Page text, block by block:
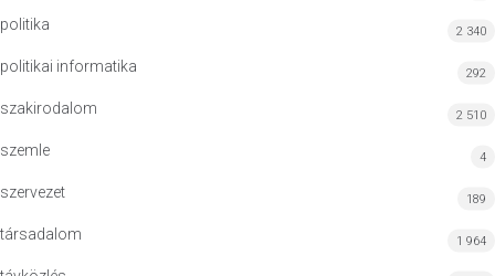
politika 2 340
politikai informatika 292
szakirodalom 2 510
szemle 4
szervezet 189
társadalom 1 964